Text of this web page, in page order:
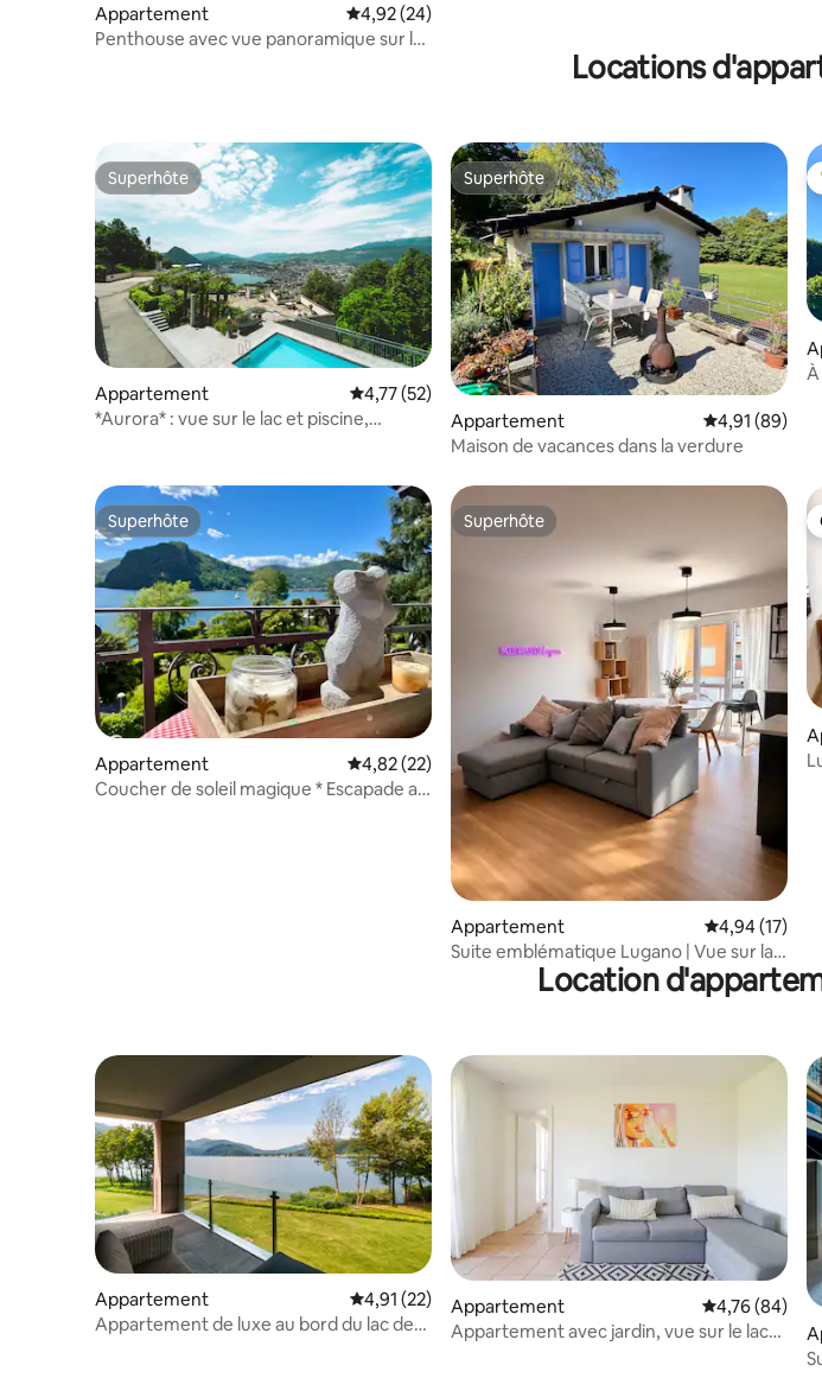
Appartement Évaluation moyenne sur la base de 24 commentaires : 4,92
4,92 (24)
Penthouse avec vue panoramique sur le
Locations
Superhôte
Superhôte
Appartement Évaluation moyenne sur la base de 52 commentaires : 4,77
4,77 (52)
*Aurora* : vue sur le lac et piscine,
Superhôte
Superhôte
Appartement Évaluation
4,91 (89)
Maison de vacances dans la verdure
Superhôte
Superhôte
Appartement Évaluation moyenne sur la base de 22 commentaires :
4,82 (22)
Coucher de soleil magique * Escapade au
Superhôte
Superhôte
Appartement Évaluation
4,94 (17)
Suite emblématique Lugano | Vue sur la
montagne | Parking gratuit
Location
Appartement Évaluation moyenne sur la base de 22 commentaires :
4,91 (22)
Appartement de luxe au bord du lac de
Appartement Évaluation
4,76 (84)
Appartement avec jardin, vue sur le lac